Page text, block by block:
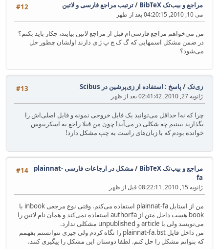
#12 مراجع و بیب‌تک BibTeX /ترتیب مراجع فارسی و لاتین
می 10, 2010, 04:20:15 بعد از ظهر
من می‌خواهم مراجع فارسی‌ام قبل از مراجع لاتین بیایند، چکار باید بکنم؟
در ضمن مشکل اسمهایی که گ ک چ پ ژ ی دارند اولشان چطور حل
می‌شود؟
#13 زی‌تک/ پاسخ : استفاده از زی‌پرشین در Scibus
ژانویه 27, 2010, 02:41:42 بعد از ظهر
چرا که نه! حداقل می‌توانید یک فایل خروجی نمونه و فایل اصلی‌اش را
بگذارید ببینیم چه شکلی در می‌آید! چون من قبلا راجع به اسکریبوس
خوانده بودم که با زبان‌های راست به چپ مشکل دارد!
#14 مراجع و بیب‌تک BibTeX /
مشکل در ارجاعات فارسی plainnat-
fa
ژانویه 15, 2010, 08:22:11 قبل از ظهر
من از استایل plainnat-fa استفاده می‌کنم. وقتی نوع مرجعی inbook یا
book هست داخل متن از authorfa استفاده نمی‌کند و همان نام لاتین را
می‌نویسد ولی با article و unpublished مشکلی ندارد.
من داخل فایل plainnat-fa.bst را نگاه کردم ولی چیزی نتوانستم بفهمم
که بتوانم مشکل را حل کنم. لطفا دوستان این مشکل را پیگیری کنند.